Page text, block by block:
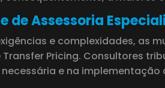
de Assessoria
e complexidades, as
Transfer Pricing. Consultores
e na